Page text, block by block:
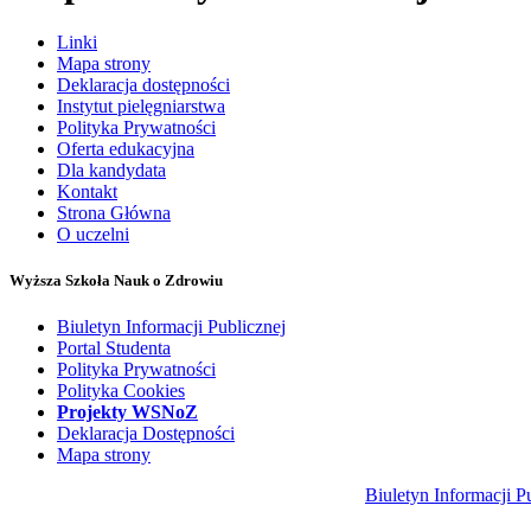
Linki
Mapa strony
Deklaracja dostępności
Instytut pielęgniarstwa
Polityka Prywatności
Oferta edukacyjna
Dla kandydata
Kontakt
Strona Główna
O uczelni
Wyższa Szkoła Nauk o Zdrowiu
Biuletyn Informacji Publicznej
Portal Studenta
Polityka Prywatności
Polityka Cookies
Projekty WSNoZ
Deklaracja Dostępności
Mapa strony
Biuletyn Informacji